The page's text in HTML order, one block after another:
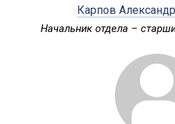
Карпов
Начальник отдела –